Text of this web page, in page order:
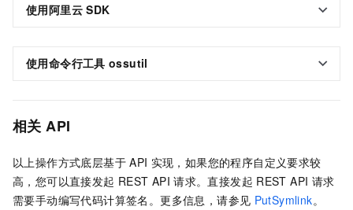
使用阿里云 SDK
使用命令行工具 ossutil
相关 API
以上操作方式底层基于 API 实现，如果您的程序自定义要求较
高，您可以直接发起 REST API 请求。直接发起 REST API 请求
需要手动编写代码计算签名。更多信息，请参见 PutSymlink。